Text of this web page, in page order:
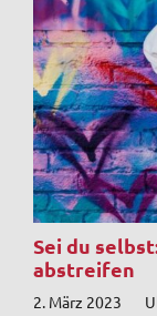
Sei du
abstreifen
2. März 2023